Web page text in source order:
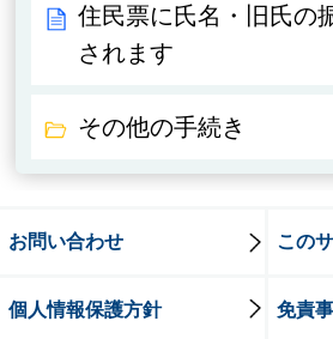
住民票に氏名・旧氏の
されます
その他の手続き
お問い合わせ この
個人情報保護方針 免責